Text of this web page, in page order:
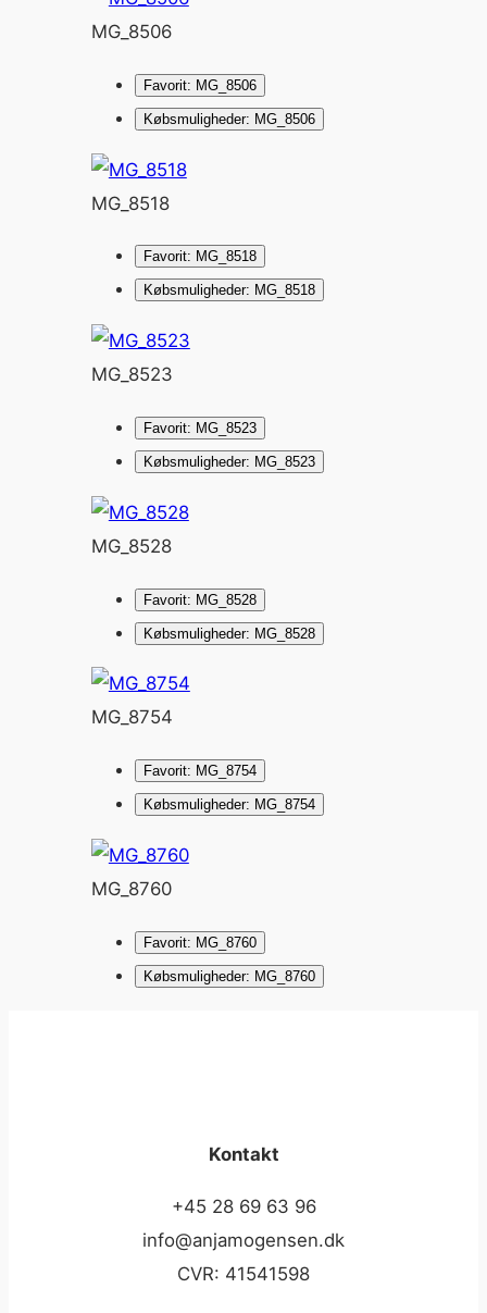
MG_8506
Favorit: MG_8506
Købsmuligheder: MG_8506
MG_8518
Favorit: MG_8518
Købsmuligheder: MG_8518
MG_8523
Favorit: MG_8523
Købsmuligheder: MG_8523
MG_8528
Favorit: MG_8528
Købsmuligheder: MG_8528
MG_8754
Favorit: MG_8754
Købsmuligheder: MG_8754
MG_8760
Favorit: MG_8760
Købsmuligheder: MG_8760
Kontakt
+45 28 69 63 96
info@anjamogensen.dk
CVR: 41541598